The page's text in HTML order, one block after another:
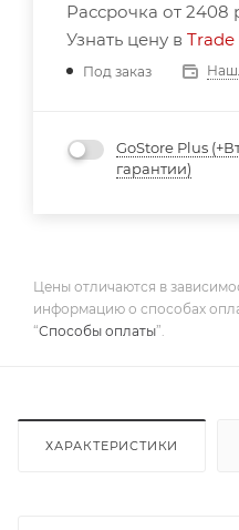
Рассрочка от 2408
Узнать цену в Trade
Под заказ
GoStore Plus
гарантии)
Цены отличаются в
информацию о способах
“Способы оплаты”.
ХАРАКТЕРИСТИКИ